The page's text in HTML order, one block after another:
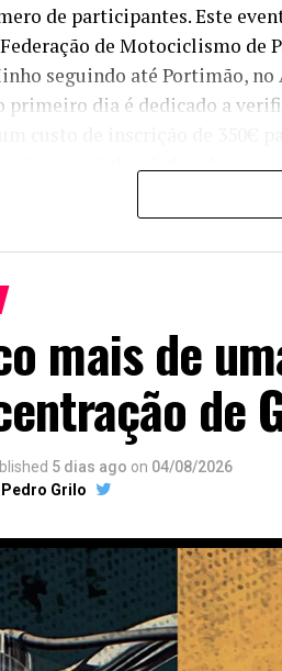
de participantes. Este
de Motociclismo de
seguindo até Portimão, no
primeiro dia é dedicado a
de motoclubes federados,
mais informações e
mais de
de
5 dias ago on 04/08/2026
Pedro Grilo